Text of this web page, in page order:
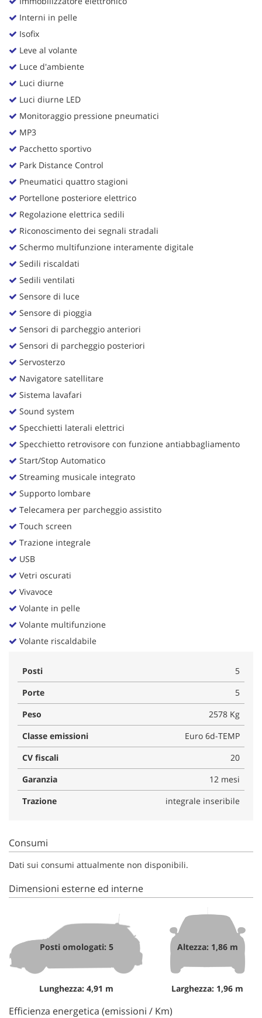
Interni in pelle
Isofix
Leve al volante
Luce d'ambiente
Luci diurne
Luci diurne LED
Monitoraggio pressione pneumatici
MP3
Pacchetto sportivo
Park Distance Control
Pneumatici quattro stagioni
Portellone posteriore elettrico
Regolazione elettrica sedili
Riconoscimento dei segnali stradali
Schermo multifunzione interamente digitale
Sedili riscaldati
Sedili ventilati
Sensore di luce
Sensore di pioggia
Sensori di parcheggio anteriori
Sensori di parcheggio posteriori
Servosterzo
Navigatore satellitare
Sistema lavafari
Sound system
Specchietti laterali elettrici
Specchietto retrovisore con funzione antiabbagliamento
Start/Stop Automatico
Streaming musicale integrato
Supporto lombare
Telecamera per parcheggio assistito
Touch screen
Trazione integrale
USB
Vetri oscurati
Vivavoce
Volante in pelle
Volante multifunzione
Volante riscaldabile
Posti
5
Porte
5
Peso
2578 Kg
Classe emissioni
Euro 6d-TEMP
CV fiscali
20
Garanzia
12 mesi
Trazione
integrale inseribile
Consumi
Dati sui consumi attualmente non disponibili.
Dimensioni esterne ed interne
Posti omologati: 5
Lunghezza: 4,91 m
Altezza: 1,86 m
Larghezza: 1,96 m
Efficienza energetica (emissioni / Km)